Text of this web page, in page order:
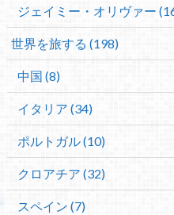
ジェイミー・オリヴァー
世界を旅する (198)
中国 (8)
イタリア (34)
ポルトガル (10)
クロアチア (32)
スペイン (7)